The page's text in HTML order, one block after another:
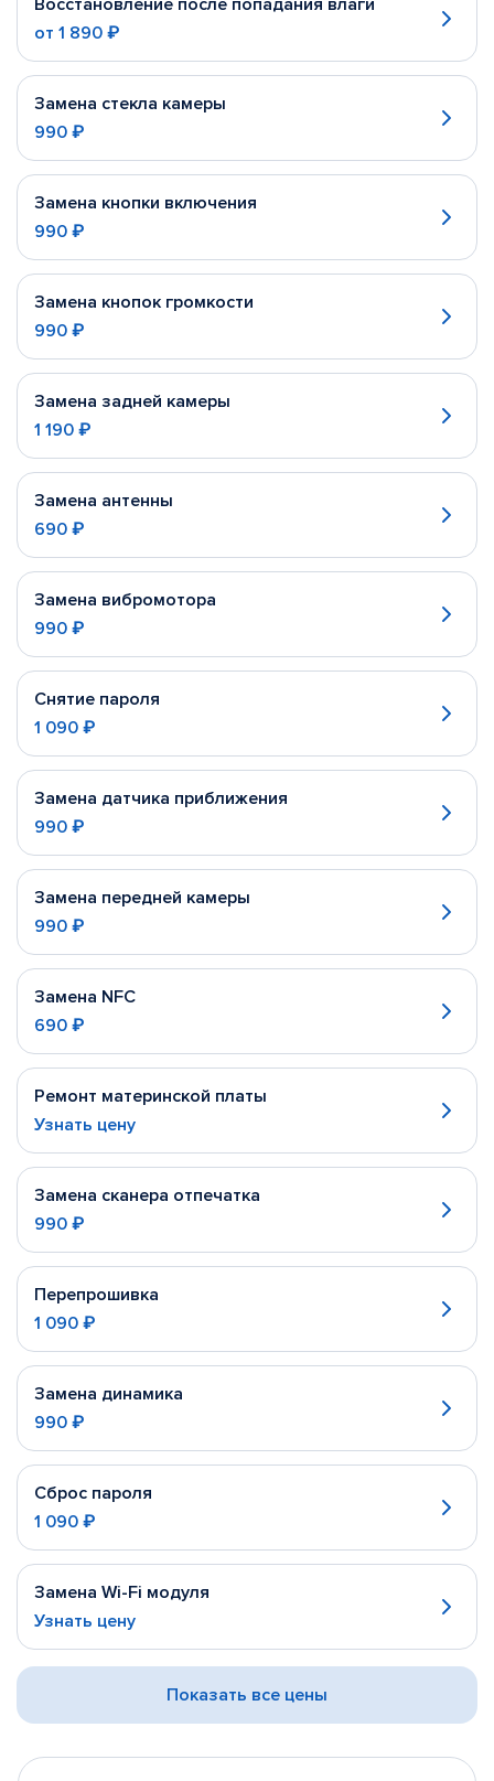
Восстановление после попадания влаги
от 1 890 ₽
Замена стекла камеры
990 ₽
Замена кнопки включения
990 ₽
Замена кнопок громкости
990 ₽
Замена задней камеры
1 190 ₽
Замена антенны
690 ₽
Замена вибромотора
990 ₽
Снятие пароля
1 090 ₽
Замена датчика приближения
990 ₽
Замена передней камеры
990 ₽
Замена NFC
690 ₽
Ремонт материнской платы
Узнать цену
Замена сканера отпечатка
990 ₽
Перепрошивка
1 090 ₽
Замена динамика
990 ₽
Сброс пароля
1 090 ₽
Замена Wi-Fi модуля
Узнать цену
Показать все цены